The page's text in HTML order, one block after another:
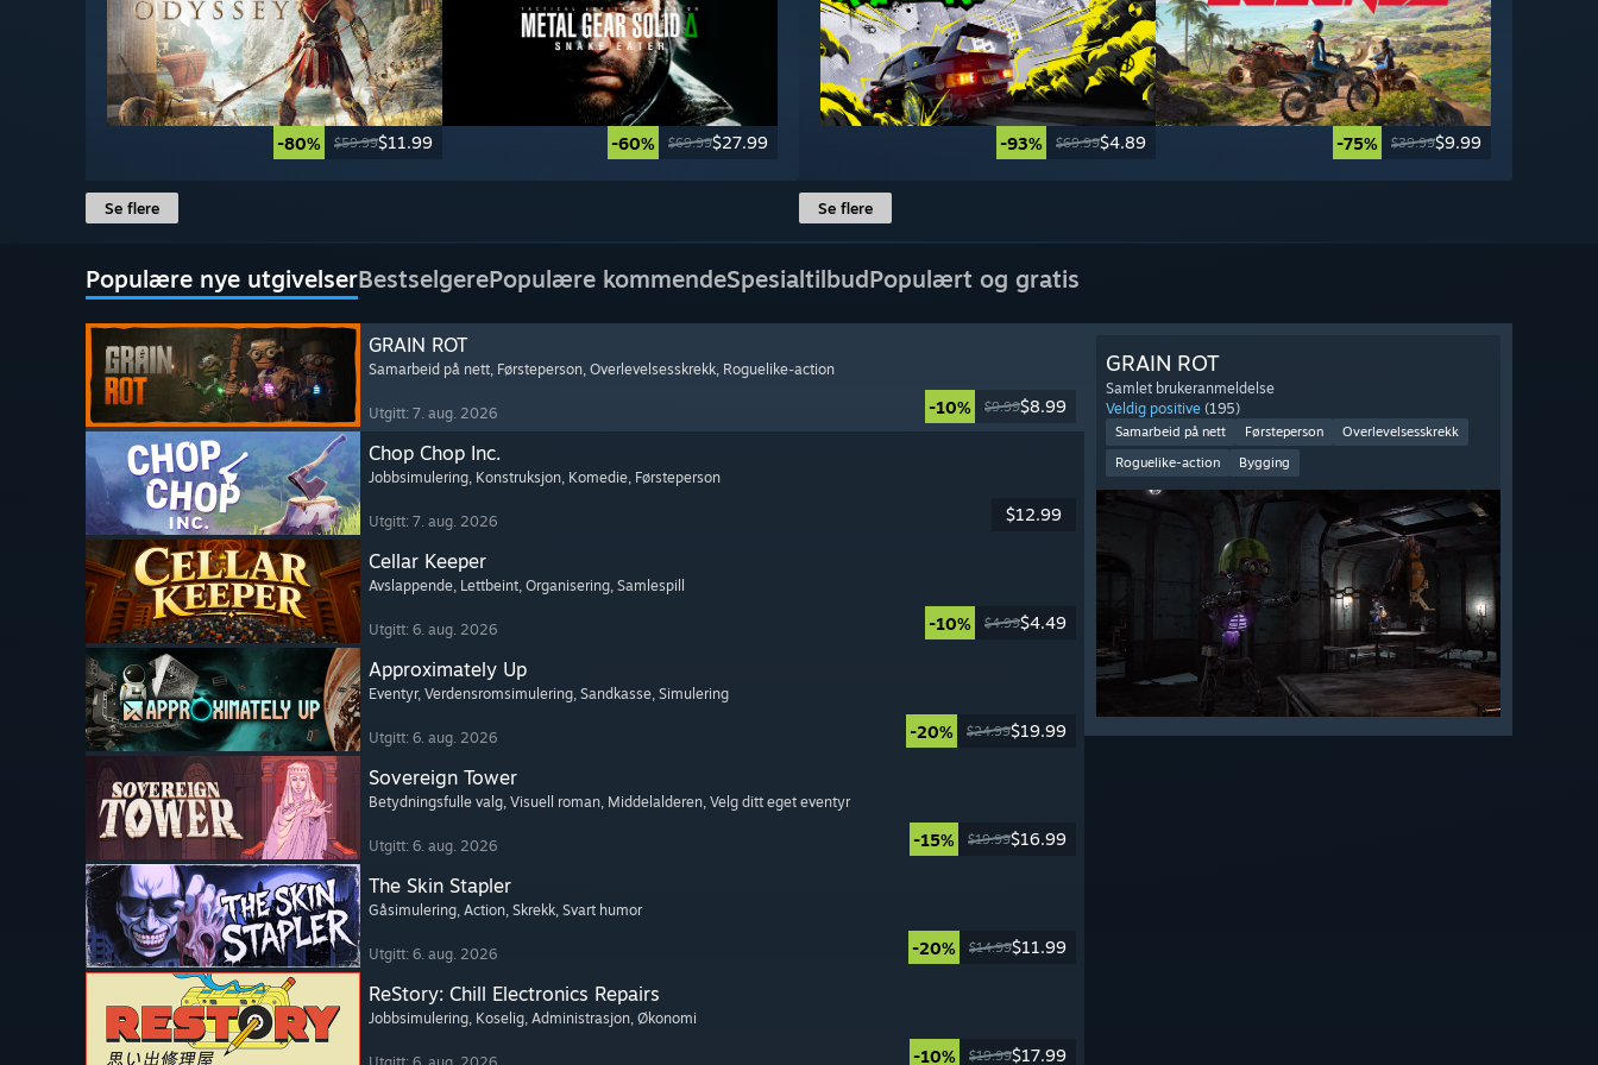
-80% $59.99$11.99 -60% $69.99$27.99
Se flere
-93% $69.99$4.89 -75% $39.99$9.99
Se flere
Populære nye utgivelserBestselgerePopulære kommendeSpesialtilbudPopulært og gratis
GRAIN ROT
Samarbeid på nett, Førsteperson, Overlevelsesskrekk, Roguelike-action
Utgitt: 7. aug. 2026 -10% $9.99$8.99
Chop Chop Inc.
Jobbsimulering, Konstruksjon, Komedie, Førsteperson
Utgitt: 7. aug. 2026 $12.99
Cellar Keeper
Avslappende, Lettbeint, Organisering, Samlespill
Utgitt: 6. aug. 2026 -10% $4.99$4.49
Approximately Up
Eventyr, Verdensromsimulering, Sandkasse, Simulering
Utgitt: 6. aug. 2026 -20% $24.99$19.99
Sovereign Tower
Betydningsfulle valg, Visuell roman, Middelalderen, Velg ditt eget eventyr
Utgitt: 6. aug. 2026 -15% $19.99$16.99
The Skin Stapler
Gåsimulering, Action, Skrekk, Svart humor
Utgitt: 6. aug. 2026 -20% $14.99$11.99
ReStory: Chill Electronics Repairs
Jobbsimulering, Koselig, Administrasjon, Økonomi
-10% $19.99$17.99
GRAIN ROT
Samlet brukeranmeldelse
Veldig positive (195)
Samarbeid på nett Førsteperson
Overlevelsesskrekk
Roguelike-action
Bygging